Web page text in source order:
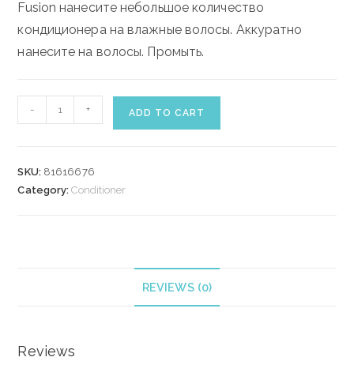
Fusion нанесите небольшое количество
кондиционера на влажные волосы. Аккуратно
нанесите на волосы. Промыть.
FUSION
- + ADD TO CART
SKU: 81616676
Category:Conditioner
REVIEWS (0)
Reviews